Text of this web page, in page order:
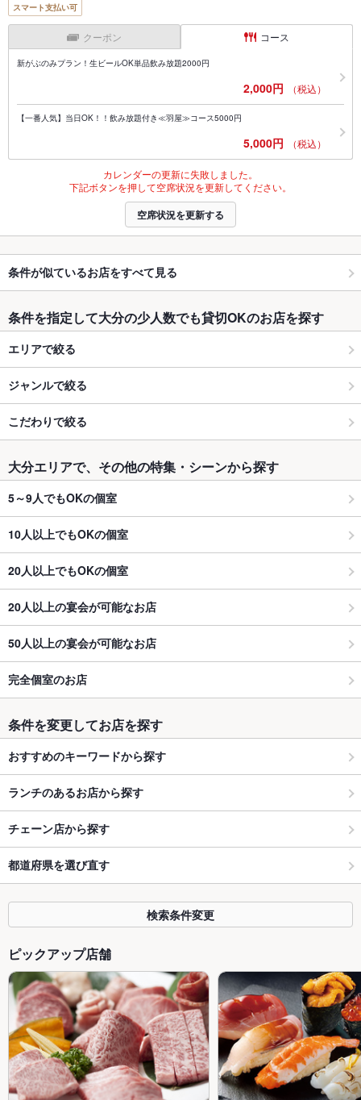
スマート支払い可
クーポン コース
新がぶのみプラン！生ビールOK単品飲み放題2000円
2,000円 （税込）
【一番人気】当日OK！！飲み放題付き≪羽屋≫コース5000円
5,000円 （税込）
カレンダーの更新に失敗しました。
下記ボタンを押して空席状況を更新してください。
空席状況を更新する
条件が似ているお店をすべて見る
条件を指定して大分の少人数でも貸切OKのお店を探す
エリアで絞る
ジャンルで絞る
こだわりで絞る
大分エリアで、その他の特集・シーンから探す
5～9人でもOKの個室
10人以上でもOKの個室
20人以上でもOKの個室
20人以上の宴会が可能なお店
50人以上の宴会が可能なお店
完全個室のお店
条件を変更してお店を探す
おすすめのキーワードから探す
ランチのあるお店から探す
チェーン店から探す
都道府県を選び直す
検索条件変更
ピックアップ店舗